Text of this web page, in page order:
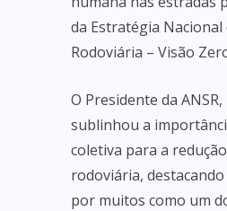
da Estratégia Nacional
Rodoviária – Visão
O Presidente da
sublinhou a
coletiva para a
rodoviária,
por muitos como um